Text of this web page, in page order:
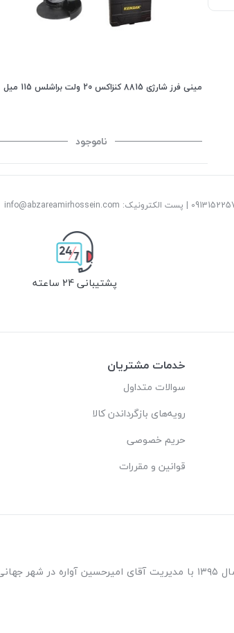
مینی فرز شارژی 8815 کنزاکس 20 ولت براشلس 115 میل
ناموجود
پشتیبانی 24 ساعته
خدمات مشتریان
سوالات متداول
رویه‌های بازگرداندن کالا
حریم خصوصی
قوانین و مقررات